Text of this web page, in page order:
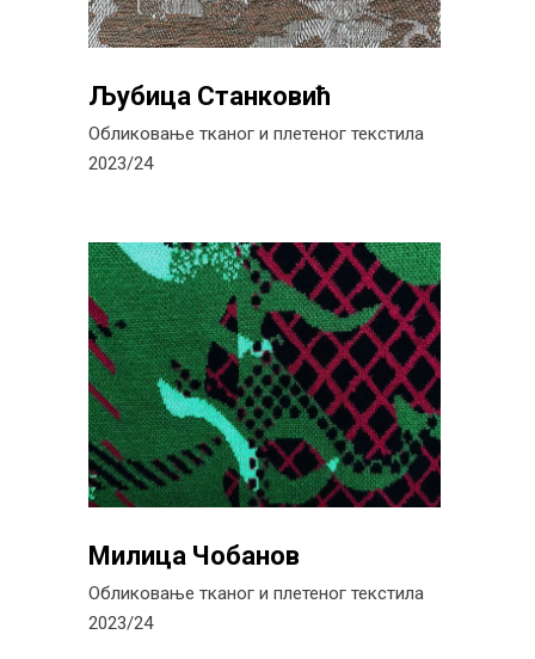
Љубица Станковић
Обликовање тканог и плетеног текстила
2023/24
Милица Чобанов
Обликовање тканог и плетеног текстила
2023/24